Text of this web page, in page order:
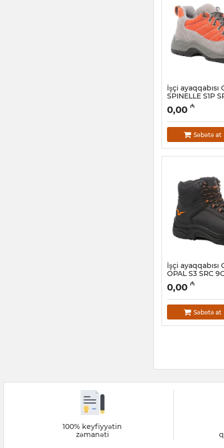
İşçi
SPINELLE S1P
Artikul: 028001037
0,00 ₼
Səbətə at
İşçi
OPAL S3 SRC
Artikul: 028001033
0,00 ₼
Səbətə at
100% keyfiyyətin
zəmanəti